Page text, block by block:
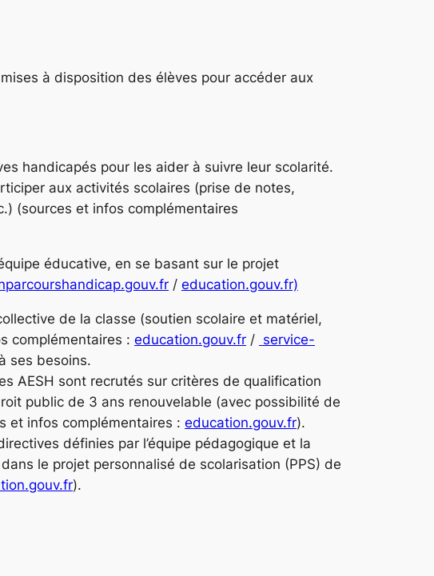
à disposition des élèves pour accéder aux
handicapés pour les aider à suivre leur scolarité.
aux activités scolaires (prise de notes,
(sources et infos complémentaires
éducative, en se basant sur le projet
/ education.gouv.fr)
de la classe (soutien scolaire et matériel,
complémentaires : education.gouv.fr / service-
ses besoins.
AESH sont recrutés sur critères de qualification
public de 3 ans renouvelable (avec possibilité de
et infos complémentaires : education.gouv.fr).
définies par l’équipe pédagogique et la
le projet personnalisé de scolarisation (PPS) de
).